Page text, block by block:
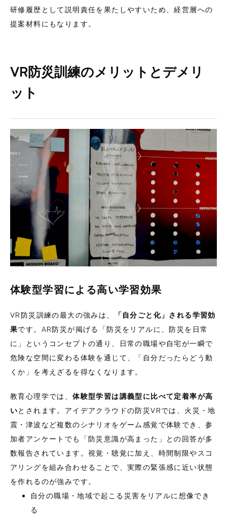
研修履歴として説明責任を果たしやすいため、経営層への
提案材料にもなります。
VR防災訓練のメリットとデメリ
ット
体験型学習による高い学習効果
VR防災訓練の最大の強みは、
「自分ごと化」される学習効
果です。AR防災が掲げる「防災をリアルに、防災を日常
に」というコンセプトの通り、日常の職場や自宅が一瞬で
危険な空間に変わる体験を通じて、「自分だったらどう動
くか」を考えざるを得なくなります。
教育心理学では、体験型学習は講義型に比べて定着率が高
いとされます。アイデアクラウドの防災VRでは、火災・地
震・津波など複数のシナリオをゲーム感覚で体験でき、参
加者アンケートでも「防災意識が高まった」との回答が多
数報告されています。視覚・聴覚に加え、時間制限やスコ
アリングを組み合わせることで、実際の緊張感に近い状態
を作れるのが強みです。
自分の職場・地域で起こる災害をリアルに想像でき
る